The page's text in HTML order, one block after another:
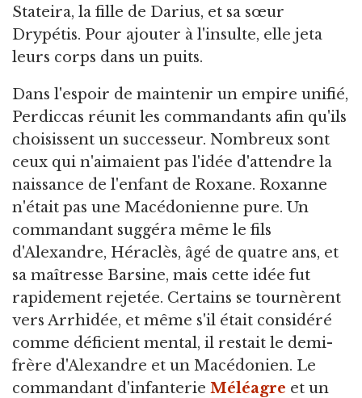
Stateira, la fille de Darius, et sa sœur
Drypétis. Pour ajouter à l'insulte, elle jeta
leurs corps dans un puits.
Dans l'espoir de maintenir un empire unifié,
Perdiccas réunit les commandants afin qu'ils
choisissent un successeur. Nombreux sont
ceux qui n'aimaient pas l'idée d'attendre la
naissance de l'enfant de Roxane. Roxanne
n'était pas une Macédonienne pure. Un
commandant suggéra même le fils
d'Alexandre, Héraclès, âgé de quatre ans, et
sa maîtresse Barsine, mais cette idée fut
rapidement rejetée. Certains se tournèrent
vers Arrhidée, et même s'il était considéré
comme déficient mental, il restait le demi-
frère d'Alexandre et un Macédonien. Le
commandant d'infanterie Méléagre et un